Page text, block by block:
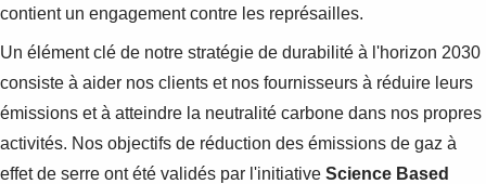
contient un engagement contre les représailles.
Un élément clé de notre stratégie de durabilité à l'horizon 2030
consiste à aider nos clients et nos fournisseurs à réduire leurs
émissions et à atteindre la neutralité carbone dans nos propres
activités. Nos objectifs de réduction des émissions de gaz à
effet de serre ont été validés par l'initiative Science Based